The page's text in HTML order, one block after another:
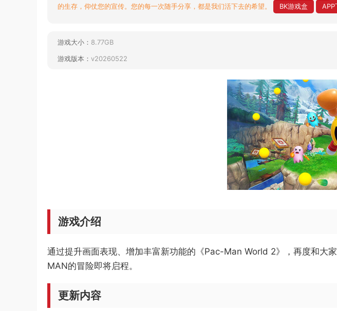
的生存，仰仗您的宣传。您的每一次随手分享，都是我们活下去的希望。
BK游戏盒 APP
游戏大小： 8.77GB
游戏版本： v20260522
游戏介绍
通过提升画面表现、增加丰富新功能的《Pac-Man World 2》，再度和大
MAN的冒险即将启程。
更新内容